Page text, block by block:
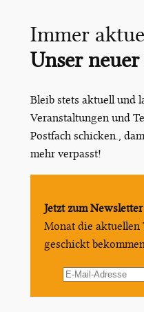
Immer
Unser
Bleib stets aktuell und
Veranstaltungen und
Postfach schicken.,
mehr verpasst!
Jetzt zum
Monat die aktuellen
geschickt